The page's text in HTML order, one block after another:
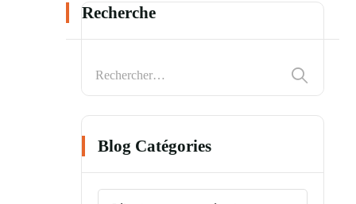
Recherche
Blog Catégories